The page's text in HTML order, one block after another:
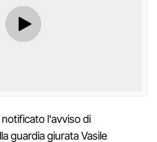
l'avviso di
guardia giurata Vasile